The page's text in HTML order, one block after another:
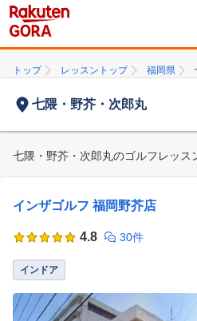
トップ レッスントップ 福岡県
七隈・野芥・次郎丸
七隈・野芥・次郎丸のゴルフレッス
インザゴルフ 福岡野芥店
4.8 30件
インドア